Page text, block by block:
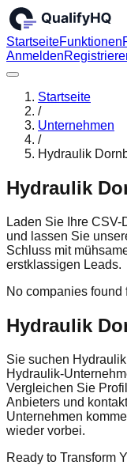
StartseiteFunktionen
Anmelden
Startseite
/
Unternehmen
/
Hydraulik
Hydraulik
Laden Sie Ihre
und lassen Sie
Schluss mit
erstklassigen Leads.
No companies found
Hydraulik
Sie suchen
Hydraulik-
Vergleichen Sie
Anbieters und
Unternehmen
wieder vorbei.
Ready to Transform